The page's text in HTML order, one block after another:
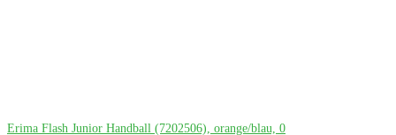
Erima Flash Junior Handball (7202506), orange/blau, 0